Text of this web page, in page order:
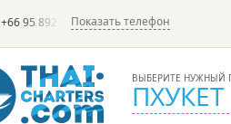
+66 95 892 7646(rus/eng) | в России:
Показать телефон
ВЫБЕРИТЕ НУЖНЫЙ
ПХУКЕТ